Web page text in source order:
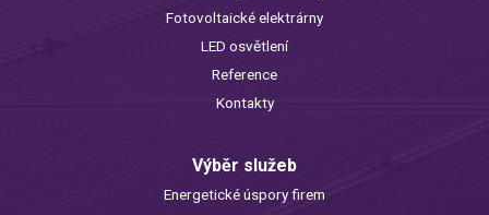
Fotovoltaické elektrárny
LED osvětlení
Reference
Kontakty
Výběr služeb
Energetické úspory firem